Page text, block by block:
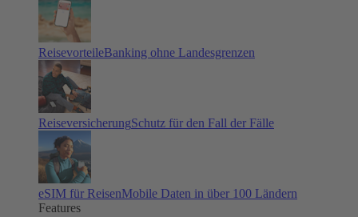
ReisevorteileBanking ohne Landesgrenzen
ReiseversicherungSchutz für den Fall der Fälle
eSIM für ReisenMobile Daten in über 100 Ländern
Features